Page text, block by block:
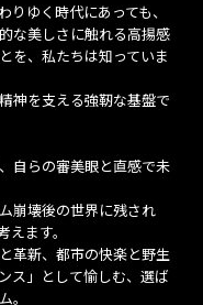
ゆく時代にあっても、
な美しさに触れる高揚感
を、私たちは知っていま
神を支える強靭な基盤で
自らの審美眼と直感で未
崩壊後の世界に残され
ます。
革新、都市の快楽と野生
ス」として愉しむ、選ば
。